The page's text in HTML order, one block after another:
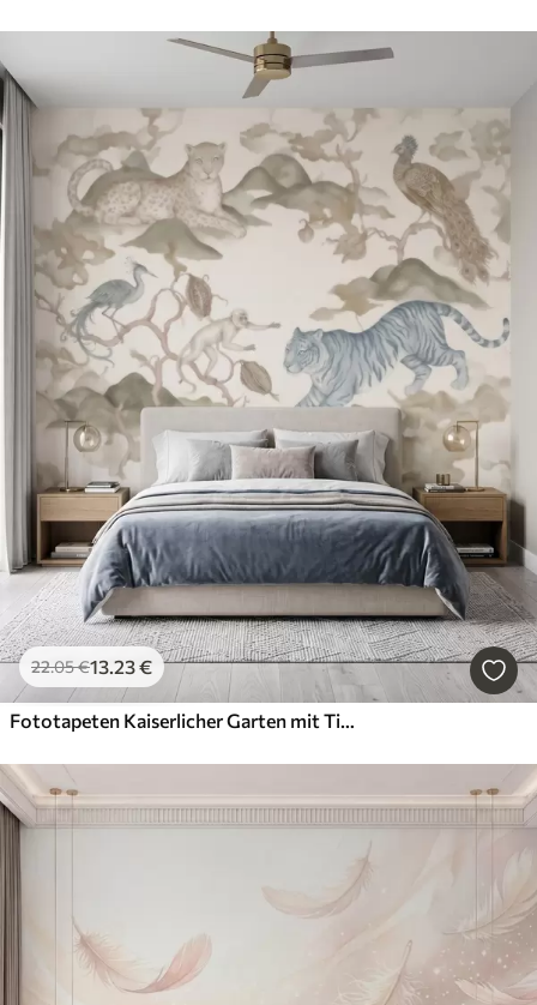
22.05€13.23€
Fototapeten Kaiserlicher Garten mit Tieren im orientalischen Stil – Affe, Leopard, Tiger, Pfau und Reiher